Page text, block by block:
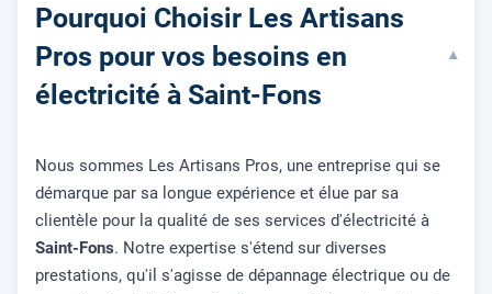
Pourquoi Choisir Les Artisans
Pros pour vos besoins en
électricité à Saint-Fons
▾
Nous sommes Les Artisans Pros, une entreprise qui se
démarque par sa longue expérience et élue par sa
clientèle pour la qualité de ses services d'électricité à
Saint-Fons. Notre expertise s'étend sur diverses
prestations, qu'il s'agisse de dépannage électrique ou de